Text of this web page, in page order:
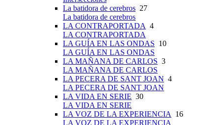
La batidora de cerebros 27
La batidora de cerebros
LA CONTRAPORTADA 4
LA CONTRAPORTADA
LA GUÍA EN LAS ONDAS 10
LA GUÍA EN LAS ONDAS
LA MAÑANA DE CARLOS 3
LA MAÑANA DE CARLOS
LA PECERA DE SANT JOAN 4
LA PECERA DE SANT JOAN
LA VIDA EN SERIE 30
LA VIDA EN SERIE
LA VOZ DE LA EXPERIENCIA 16
LA VOZ DE LA EXPERIENCIA